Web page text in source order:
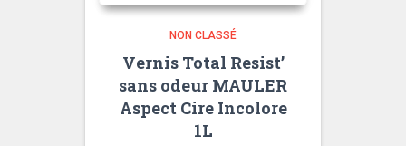
NON CLASSÉ
Vernis Total Resist’
sans odeur MAULER
Aspect Cire Incolore
1L